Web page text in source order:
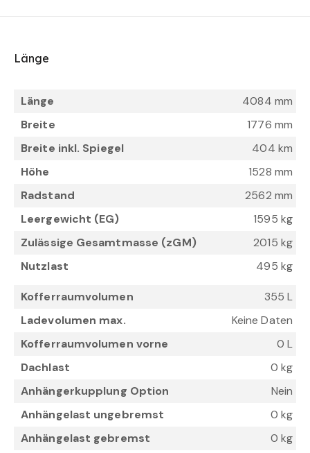
Länge
Länge
4084 mm
Breite
1776 mm
Breite inkl. Spiegel
404 km
Höhe
1528 mm
Radstand
2562 mm
Leergewicht (EG)
1595 kg
Zulässige Gesamtmasse (zGM)
2015 kg
Nutzlast
495 kg
Kofferraumvolumen
355 L
Ladevolumen max.
Keine Daten
Kofferraumvolumen vorne
0 L
Dachlast
0 kg
Anhängerkupplung Option
Nein
Anhängelast ungebremst
0 kg
Anhängelast gebremst
0 kg